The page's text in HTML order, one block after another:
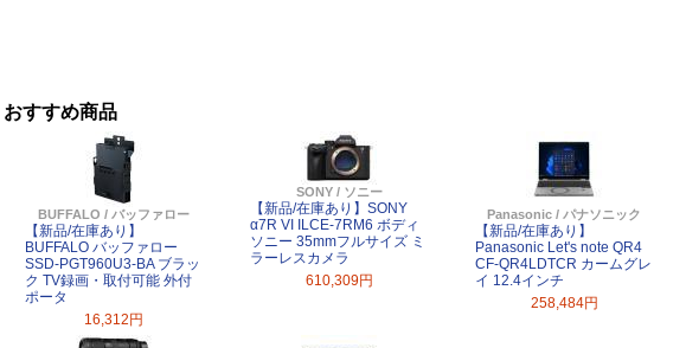
おすすめ商品
BUFFALO / バッファロー
【新品/在庫あり】
BUFFALO バッファロー
SSD-PGT960U3-BA ブラッ
ク TV録画・取付可能 外付
ポータ
16,312円
SONY / ソニー
【新品/在庫あり】SONY
α7R VI ILCE-7RM6 ボディ
ソニー 35mmフルサイズ ミ
ラーレスカメラ
610,309円
Panasonic / パナソニック
【新品/在庫あり】
Panasonic Let's note QR4
CF-QR4LDTCR カームグレ
イ 12.4インチ
258,484円